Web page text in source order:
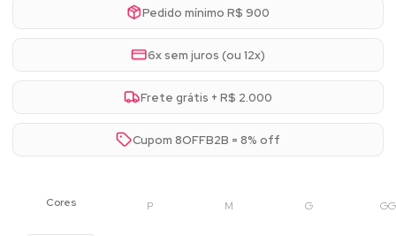
Pedido mínimo R$ 900
6x sem juros (ou 12x)
Frete grátis + R$ 2.000
Cupom 8OFFB2B = 8% off
P M G GG